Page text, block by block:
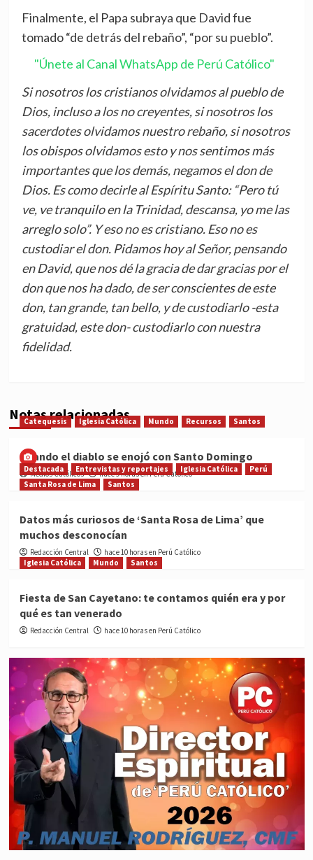
Finalmente, el Papa subraya que David fue
tomado “de detrás del rebaño”, “por su pueblo”.
"Únete al Canal WhatsApp de Perú Católico"
Si nosotros los cristianos olvidamos al pueblo de
Dios, incluso a los no creyentes, si nosotros los
sacerdotes olvidamos nuestro rebaño, si nosotros
los obispos olvidamos esto y nos sentimos más
importantes que los demás, negamos el don de
Dios. Es como decirle al Espíritu Santo: “Pero tú
ve, ve tranquilo en la Trinidad, descansa, yo me las
arreglo solo”. Y eso no es cristiano. Eso no es
custodiar el don. Pidamos hoy al Señor, pensando
en David, que nos dé la gracia de dar gracias por el
don que nos ha dado, de ser conscientes de este
don, tan grande, tan bello, y de custodiarlo -esta
gratuidad, este don- custodiarlo con nuestra
fidelidad.
Notas relacionadas
Catequesis Iglesia Católica Mundo Recursos Santos
Cuando el diablo se enojó con Santo Domingo
Medios Católicos hace 9 horas en Perú Católico
Destacada Entrevistas y reportajes Iglesia Católica
Perú
Santa Rosa de Lima
Santos
Datos más curiosos de ‘Santa Rosa de Lima’ que
muchos desconocían
Redacción Central
hace 10 horas en Perú Católico
Iglesia Católica
Mundo Santos
Fiesta de San Cayetano: te contamos quién era y por
qué es tan venerado
Redacción Central hace 10 horas en Perú Católico